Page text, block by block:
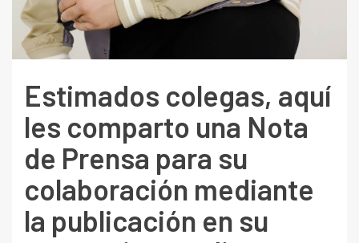
Estimados colegas, aquí
les comparto una Nota
de Prensa para su
colaboración mediante
la publicación en su